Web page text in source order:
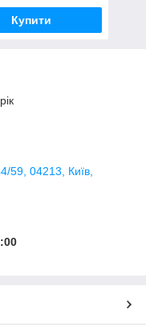
Купити
59, 04213, Київ,